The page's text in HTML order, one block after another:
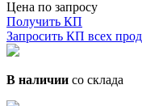
Цена по запросу
Получить КП
Запросить КП всех
В наличии со склада